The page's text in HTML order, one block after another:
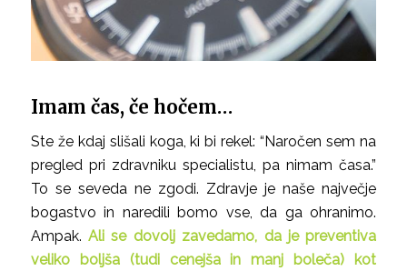
Imam čas, če hočem…
Ste že kdaj slišali koga, ki bi rekel: “Naročen sem na
pregled pri zdravniku specialistu, pa nimam časa.”
To se seveda ne zgodi. Zdravje je naše največje
bogastvo in naredili bomo vse, da ga ohranimo.
Ampak. Ali se dovolj zavedamo, da je preventiva
veliko boljša (tudi cenejša in manj boleča) kot